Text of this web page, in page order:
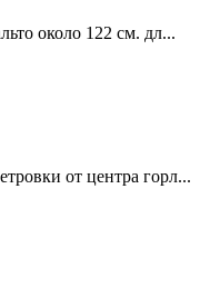
около 122 см. дл...
от центра горл...